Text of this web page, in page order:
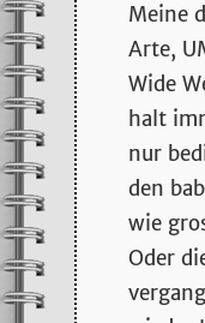
Meine
Arte,
Wide
halt
nur
den
wie
Oder